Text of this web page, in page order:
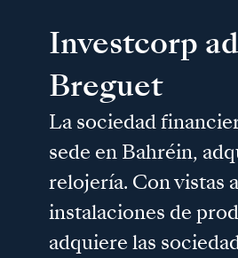
Investcorp
Breguet
La sociedad
sede en Bahréin,
relojería. Con vistas
instalaciones de
adquiere las